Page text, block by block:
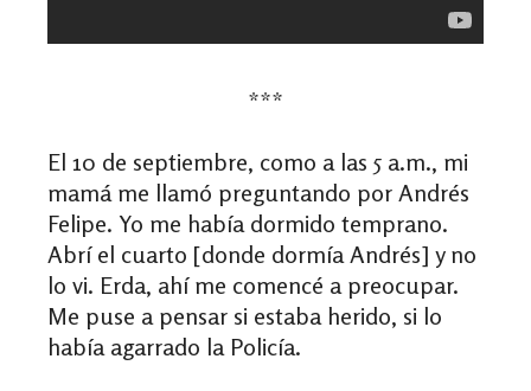
***
El 10 de septiembre, como a las 5 a.m., mi
mamá me llamó preguntando por Andrés
Felipe. Yo me había dormido temprano.
Abrí el cuarto [donde dormía Andrés] y no
lo vi. Erda, ahí me comencé a preocupar.
Me puse a pensar si estaba herido, si lo
había agarrado la Policía.